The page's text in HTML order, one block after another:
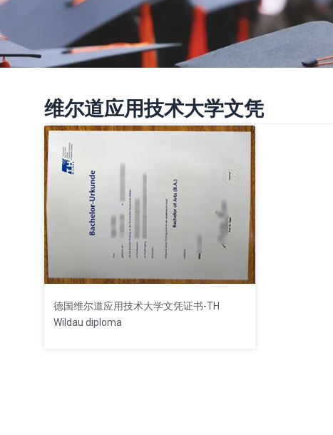
维尔道应用技术大学文凭
德国维尔道应用技术大学文凭证书-TH
Wildau diploma